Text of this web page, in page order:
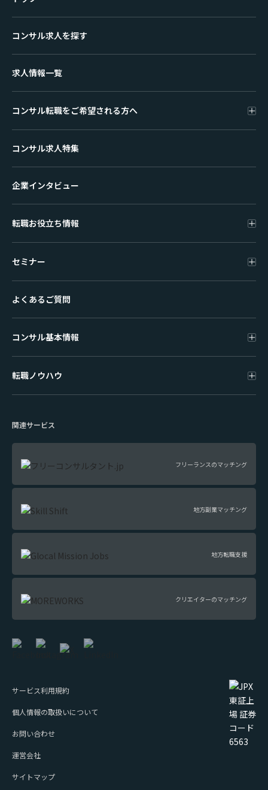
コンサル求人を探す
求人情報一覧
コンサル転職をご希望される方へ
コンサル求人特集
企業インタビュー
転職お役立ち情報
セミナー
よくあるご質問
コンサル基本情報
転職ノウハウ
関連サービス
フリーランスのマッチング
地方副業マッチング
地方転職支援
クリエイターのマッチング
サービス利用規約
個人情報の取扱いについて
お問い合わせ
運営会社
サイトマップ